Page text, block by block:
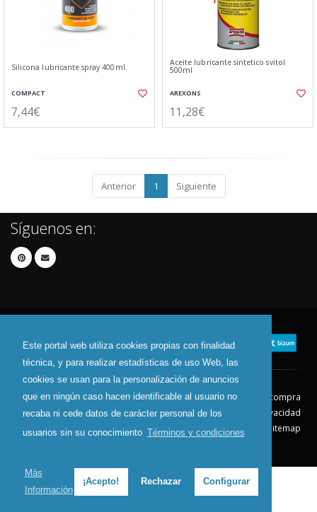
Este portal web utiliza cookies propias con finalidad
técnica, y para realizar estadísticas de uso Web, las
cookies se usan para la personalización de anuncios
que en ningún caso hacen identificable al usuario no
recaba ni cede datos de carácter personal de los
usuarios sin su conocimiento Términos y condiciones
Más
Información
¡Acepto! Rechazar Configurar
Silicona lubricante spray 400ml.
COMPACT
7,44€
Aceite lubricante sintetico svitol
500ml
AREXONS
11,28€
Anterior 1 Siguiente
Síguenos en:
Contacto Aviso Legal
Condiciones de compra
Política de envíos
Política de devolución
Política de Privacidad
Política de Cookies
Sitemap